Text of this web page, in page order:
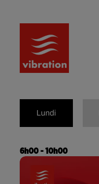
Lundi
6h00 - 10h00